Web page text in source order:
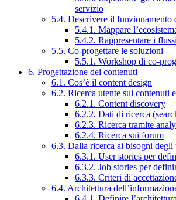
servizio
5.4. Descrivere il funzionamento
5.4.1. Mappare
5.4.2. Rappresentare i
5.5. Co-progettare le soluzioni
5.5.1. Workshop di co-
6. Progettazione dei contenuti
6.1. Cos’è il content design
6.2. Ricerca utente sui contenuti
6.2.1. Content discovery
6.2.2. Dati di ricerca
6.2.3. Ricerca tramite
6.2.4. Ricerca sui forum
6.3. Dalla ricerca ai bisogni degli
6.3.1. User stories per
6.3.2. Job stories per
6.3.3. Criteri di
6.4. Architettura